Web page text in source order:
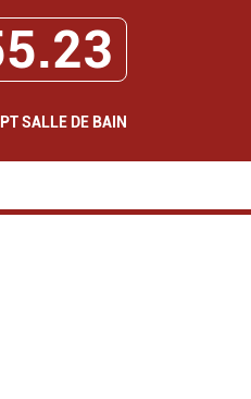
SALLE DE BAIN